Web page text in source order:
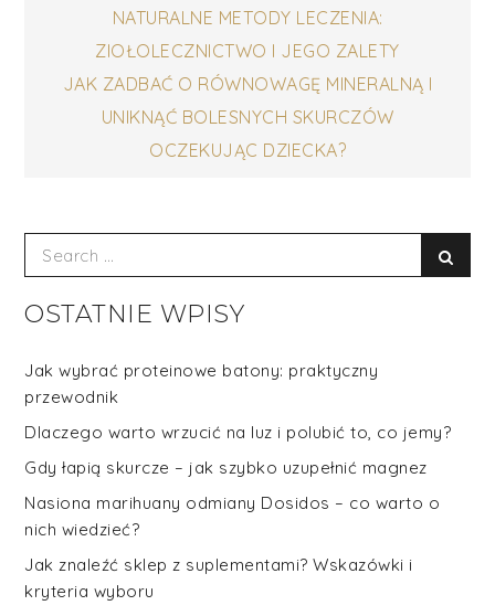
Nawigacja
wpisu
NATURALNE METODY LECZENIA:
ZIOŁOLECZNICTWO I JEGO ZALETY
JAK ZADBAĆ O RÓWNOWAGĘ MINERALNĄ I
UNIKNĄĆ BOLESNYCH SKURCZÓW
OCZEKUJĄC DZIECKA?
Search
for:
OSTATNIE WPISY
Jak wybrać proteinowe batony: praktyczny
przewodnik
Dlaczego warto wrzucić na luz i polubić to, co jemy?
Gdy łapią skurcze – jak szybko uzupełnić magnez
Nasiona marihuany odmiany Dosidos – co warto o
nich wiedzieć?
Jak znaleźć sklep z suplementami? Wskazówki i
kryteria wyboru